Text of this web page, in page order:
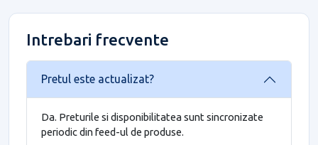
Intrebari frecvente
Pretul este actualizat?
Da. Preturile si disponibilitatea sunt sincronizate
periodic din feed-ul de produse.